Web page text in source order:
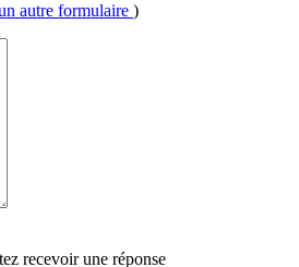
autre formulaire )
recevoir une réponse